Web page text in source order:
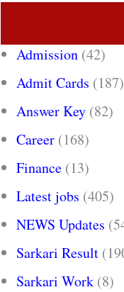
Admission (42)
Admit Cards (187)
Answer Key (82)
Career (168)
Finance (13)
Latest jobs (405)
NEWS Updates
Sarkari Result
Sarkari Work (8)